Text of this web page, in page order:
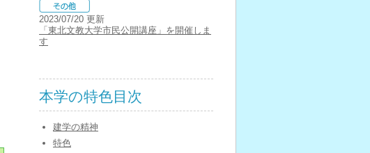
2023/07/20 更新
「東北文教大学市民公開講座」を開催しま
す
本学の特色目次
建学の精神
特色